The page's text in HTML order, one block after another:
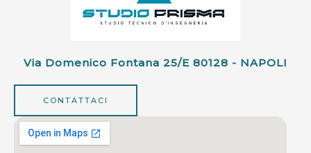
Via Domenico Fontana 25/e 80128 - NAPOLI
CONTATTACI